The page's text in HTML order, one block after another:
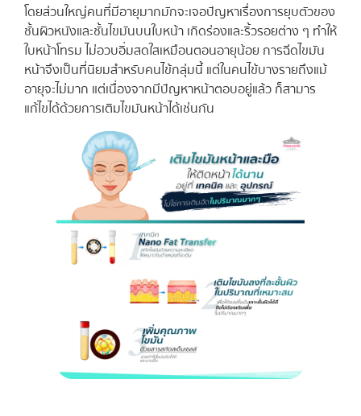
โดยส่วนใหญ่คนที่มีอายุมากมักจะเจอปัญหาเรื่องการยุบตัวของ
ชั้นผิวหนังและชั้นไขมันบนใบหน้า เกิดร่องและริ้วรอยต่าง ๆ ทำให้
ใบหน้าโทรม ไม่อวบอิ่มสดใสเหมือนตอนอายุน้อย การฉีดไขมัน
หน้าจึงเป็นที่นิยมสำหรับคนไข้กลุ่มนี้ แต่ในคนไข้บางรายถึงแม้
อายุจะไม่มาก แต่เนื่องจากมีปัญหาหน้าตอบอยู่แล้ว ก็สามาร
แก้ไขได้ด้วยการเติมไขมันหน้าได้เช่นกัน